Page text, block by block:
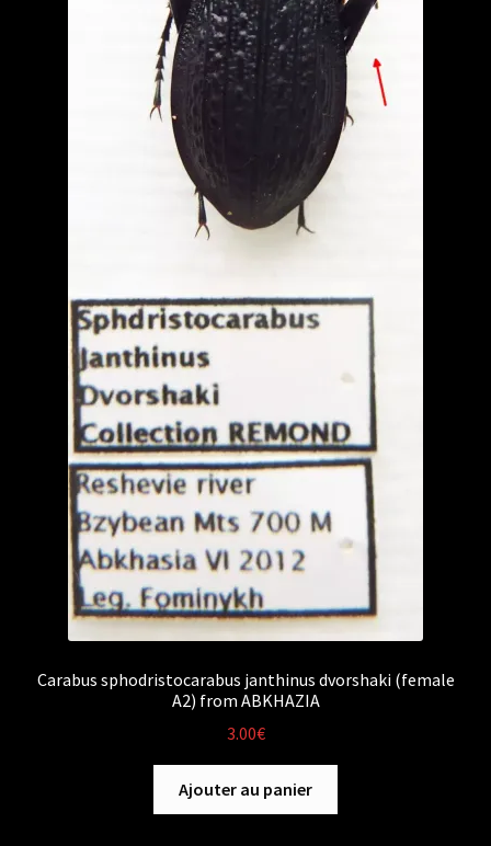
Carabus sphodristocarabus janthinus dvorshaki (female
A2) from ABKHAZIA
3.00€
Ajouter au panier